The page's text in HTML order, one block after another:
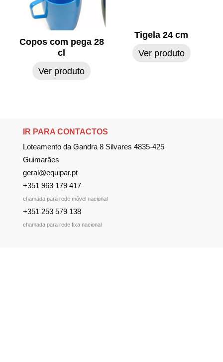
Copos com pega 28
cl
Ver produto
Tigela 24 cm
Ver produto
IR PARA CONTACTOS
Loteamento da Gandra 8 Silvares 4835-425
Guimarães
geral@equipar.pt
+351 963 179 417
chamada para rede móvel nacional
+351 253 579 138
chamada para rede fixa nacional